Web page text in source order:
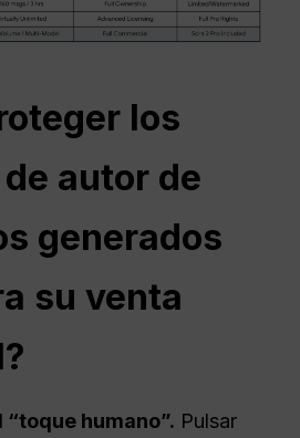
los
autor de
generados
su venta
“toque humano”. Pulsar